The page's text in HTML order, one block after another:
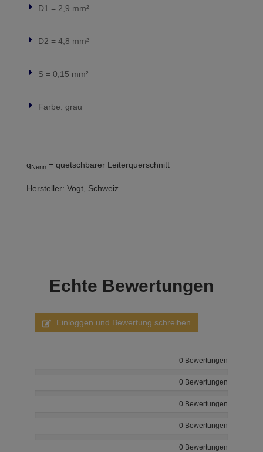
D1 = 2,9 mm²
D2 = 4,8 mm²
S = 0,15 mm²
Farbe: grau
qNenn = quetschbarer Leiterquerschnitt
Hersteller: Vogt, Schweiz
Echte Bewertungen
Einloggen und Bewertung schreiben
0 Bewertungen
0 Bewertungen
0 Bewertungen
0 Bewertungen
0 Bewertungen